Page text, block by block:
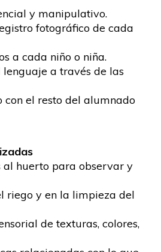
y manipulativo.
fotográfico de cada
a cada niño o niña.
a través de las
con el resto del alumnado
al huerto para observar y
riego y en la limpieza del
de texturas, colores,